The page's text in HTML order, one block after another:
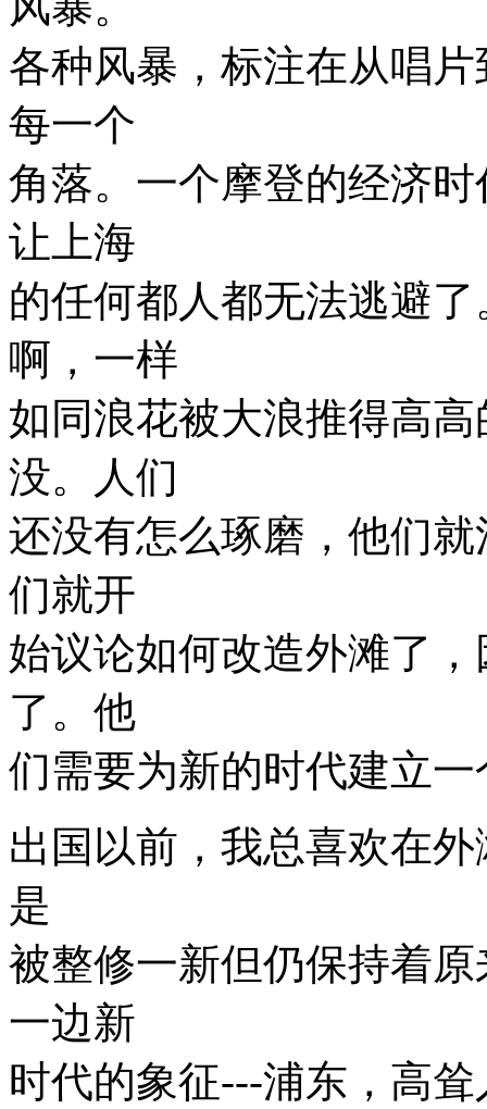
各种风暴，标注在从唱
每一个
角落。一个摩登的经济
让上海
的任何都人都无法逃避
啊，一样
如同浪花被大浪推得高
没。人们
还没有怎么琢磨，他们
们就开
始议论如何改造外滩了
了。他
们需要为新的时代建立
出国以前，我总喜欢在
是
被整修一新但仍保持着
一边新
时代的象征---浦东，高